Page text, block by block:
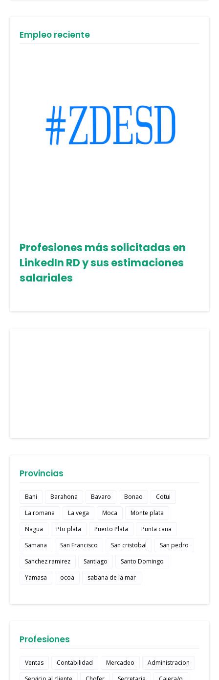
Empleo reciente
Profesiones más solicitadas en
LinkedIn RD y sus estimaciones
salariales
Provincias
Bani Barahona Bavaro Bonao
Cotui
La romana
La vega Moca
Monte plata
Nagua
Pto plata Puerto Plata
Punta cana
Samana
San Francisco San cristobal
San pedro
Sanchez ramirez
Santiago
Santo Domingo
Yamasa
ocoa sabana de la mar
Profesiones
Ventas Contabilidad Mercadeo
Administracion